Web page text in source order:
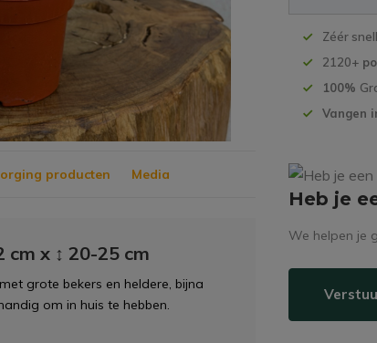
Zéér
2120+
100%
Vangen
producten Media
x ↕ 20-25 cm
grote bekers en heldere, bijna
om in huis te hebben.
Heb je
We helpen je